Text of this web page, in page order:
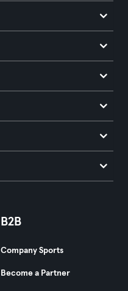
B2B
Company Sports
Become a Partner